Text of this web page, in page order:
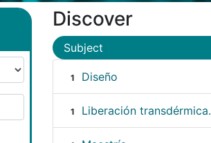
Discover
Subject
1 Diseño
1 Liberación transdérmica.